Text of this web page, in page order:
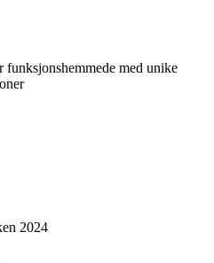
med unike
2024